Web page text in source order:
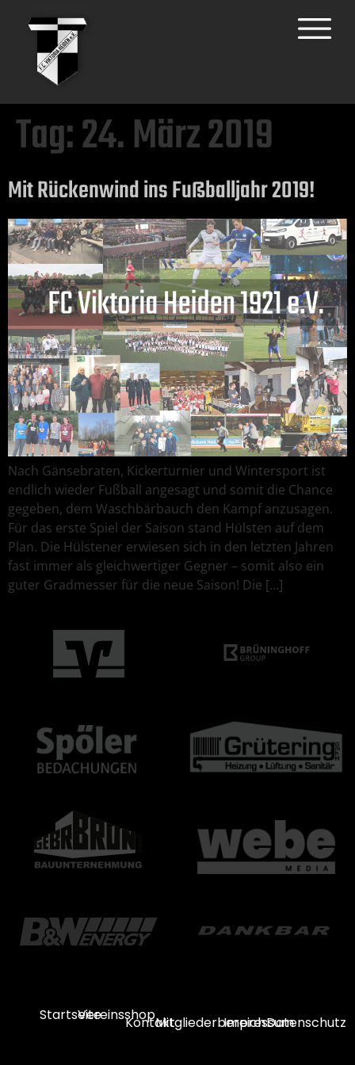
Tag:24. März 2019
Mit Rückenwind ins Fußballjahr 2019!
Nach Gänsebraten, Kickerturnier und Wintersport ist
endlich wieder Fußball angesagt und somit die Chance
gegeben, dem Waschbärbauch den Kampf anzusagen.
Für das erste Spiel der Saison stand Hülsten auf dem
Plan. Die Hülstener erwiesen sich in den letzten Jahren
fast immer als gleichwertiger Gegner – somit also ein
guter Gradmesser für die neue Saison! Die […]
StartseiteVereinsshop
KontaktMitgliederbereich
ImpressumDatenschutz